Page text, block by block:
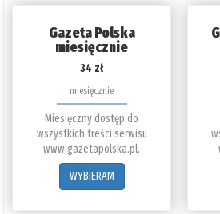
Gazeta Polska
miesięcznie
34 zł
miesięcznie
Miesięczny dostęp do
wszystkich treści serwisu
www.gazetapolska.pl.
WYBIERAM